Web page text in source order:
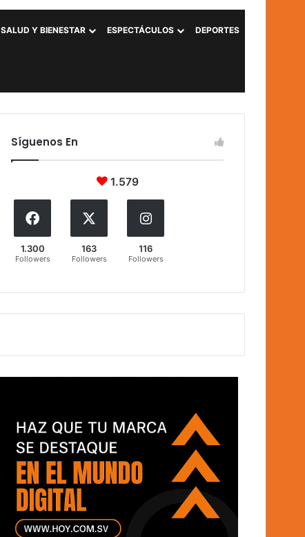
SALUD Y BIENESTAR ESPECTÁCULOS DEPORTES
Síguenos En
1.579
1.300
Followers
163
Followers
116
Followers